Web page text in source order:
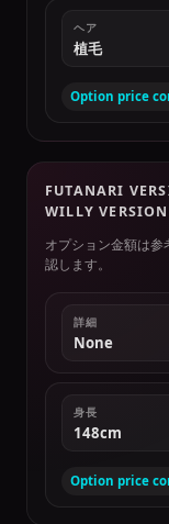
ヘア
植毛
Option price
FUTANARI
WILLY
オプション金額は
認します。
詳細
None
身長
148cm
Option price